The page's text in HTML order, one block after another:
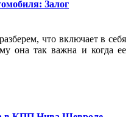
Залог
что включает в себя
она так важна и когда ее